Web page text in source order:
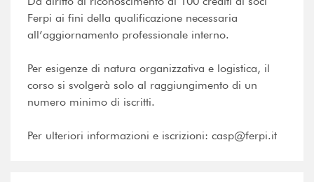
Ferpi ai fini della qualificazione necessaria
all’aggiornamento professionale interno.
Per esigenze di natura organizzativa e logistica, il
corso si svolgerà solo al raggiungimento di un
numero minimo di iscritti.
Per ulteriori informazioni e iscrizioni: casp@ferpi.it